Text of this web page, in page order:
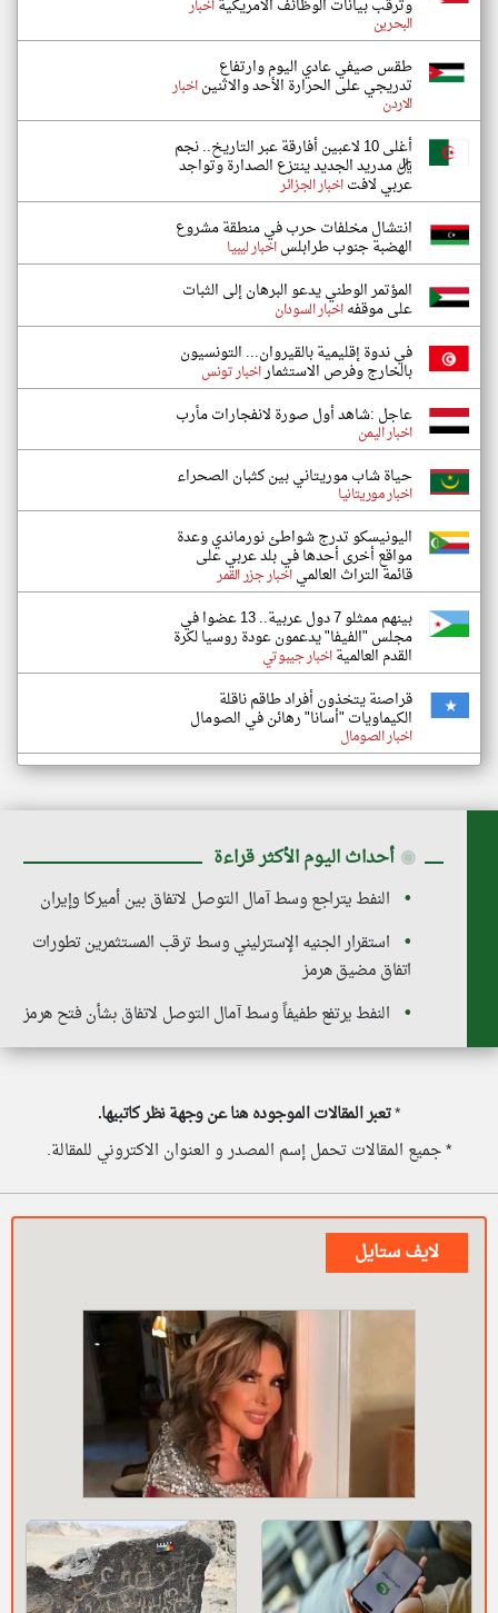
وترقب بيانات الوظائف الأمريكيةاخبار
البحرين
طقس صيفي عادي اليوم وارتفاع
تدريجي على الحرارة الأحد والاثنيناخبار
الاردن
أغلى 10 لاعبين أفارقة عبر التاريخ.. نجم
ريال مدريد الجديد ينتزع الصدارة وتواجد
عربي لافتاخبار الجزائر
انتشال مخلفات حرب في منطقة مشروع
الهضبة جنوب طرابلساخبار ليبيا
المؤتمر الوطني يدعو البرهان إلى الثبات
على موقفهاخبار السودان
في ندوة إقليمية بالقيروان... التونسيون
بالخارج وفرص الاستثماراخبار تونس
عاجل :شاهد أول صورة لانفجارات مأرب
اخبار اليمن
حياة شاب موريتاني بين كثبان الصحراء
اخبار موريتانيا
اليونيسكو تدرج شواطئ نورماندي وعدة
مواقع أخرى أحدها في بلد عربي على
قائمة التراث العالمياخبار جزر القمر
بينهم ممثلو 7 دول عربية.. 13 عضوا في
مجلس "الفيفا" يدعمون عودة روسيا لكرة
القدم العالميةاخبار جيبوتي
قراصنة يتخذون أفراد طاقم ناقلة
الكيماويات "أسانا" رهائن في الصومال
اخبار الصومال
◉ أحداث اليوم الأكثر قراءة
النفط يتراجع وسط آمال التوصل لاتفاق بين أميركا وإيران
استقرار الجنيه الإسترليني وسط ترقب المستثمرين تطورات
اتفاق مضيق هرمز
النفط يرتفع طفيفاً وسط آمال التوصل لاتفاق بشأن فتح هرمز
*تعبر المقالات الموجوده هنا عن وجهة نظر كاتبيها.
* جميع المقالات تحمل إسم المصدر و العنوان الاكتروني للمقالة.
لايف ستايل